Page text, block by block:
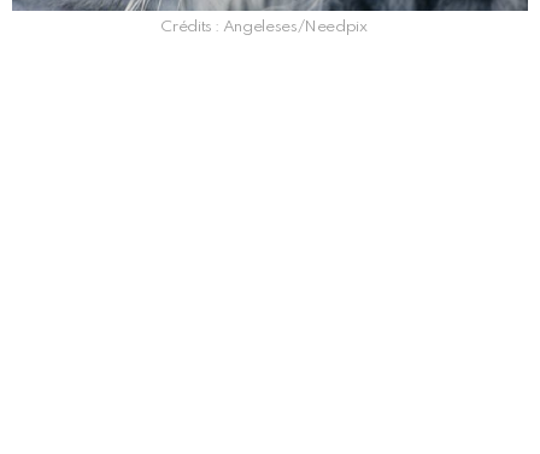
Crédits : Angeleses/Needpix